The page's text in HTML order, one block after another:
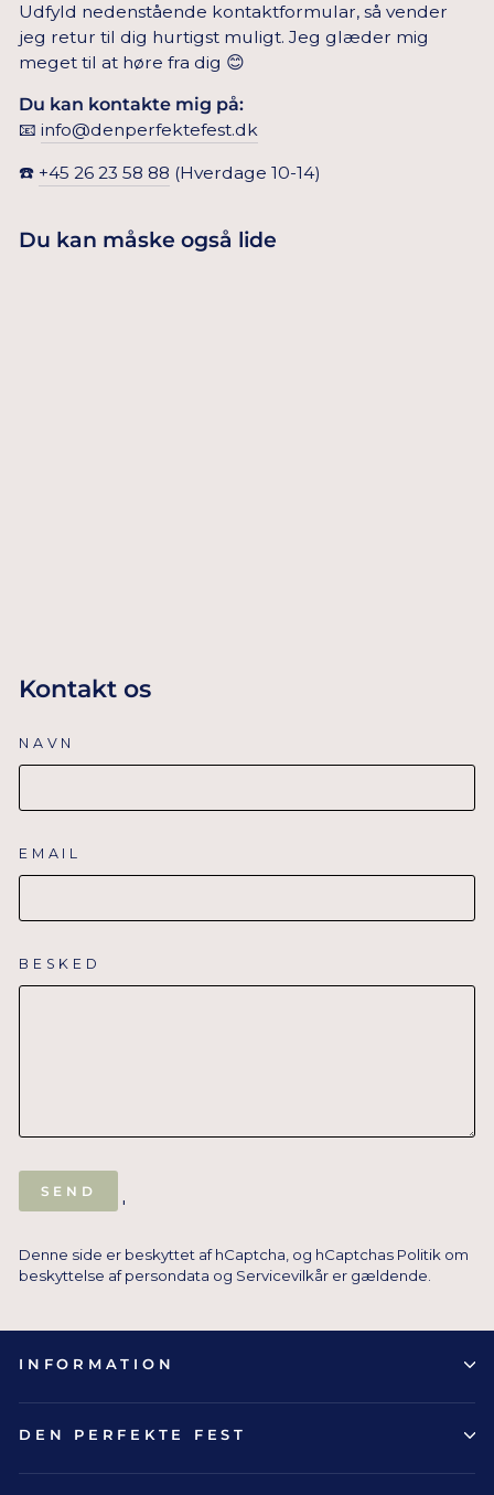
Udfyld nedenstående kontaktformular, så vender
jeg retur til dig hurtigst muligt. Jeg glæder mig
meget til at høre fra dig 😊
Du kan kontakte mig på:
📧 info@denperfektefest.dk
☎️ +45 26 23 58 88 (Hverdage 10-14)
Du kan måske også lide
Kontakt os
NAVN
EMAIL
BESKED
SEND
'
Denne side er beskyttet af hCaptcha, og hCaptchas Politik om
beskyttelse af persondata og Servicevilkår er gældende.
INFORMATION
DEN PERFEKTE FEST